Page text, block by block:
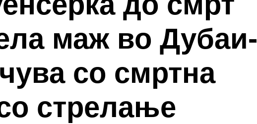
маж во Дубаи-
со смртна
стрелање